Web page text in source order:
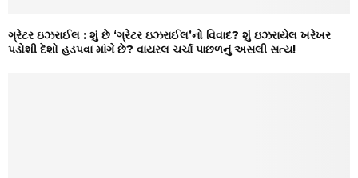
ગ્રેટર ઇઝરાઈલ : શું છે ‘ગ્રેટર ઇઝરાઈલ’નો વિવાદ? શું ઇઝરાયેલ ખરેખર
પડોશી દેશો હડપવા માંગે છે? વાયરલ ચર્ચા પાછળનું અસલી સત્ય!